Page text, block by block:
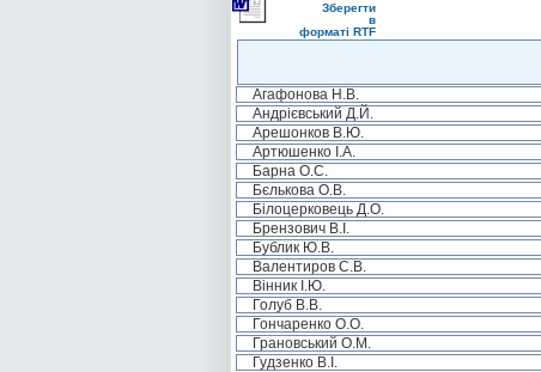
Зберегти
в
форматі RTF
Агафонова Н.В.
Андрієвський Д.Й.
Арешонков В.Ю.
Артюшенко І.А.
Барна О.С.
Бєлькова О.В.
Білоцерковець Д.О.
Брензович В.І.
Бублик Ю.В.
Валентиров С.В.
Вінник І.Ю.
Голуб В.В.
Гончаренко О.О.
Грановський О.М.
Гудзенко В.І.